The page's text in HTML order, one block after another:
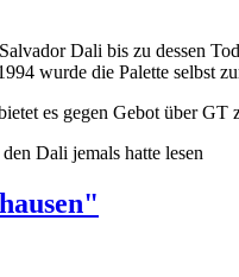
Dali bis zu dessen
wurde die Palette selbst
es gegen Gebot über GT
Dali jemals hatte lesen